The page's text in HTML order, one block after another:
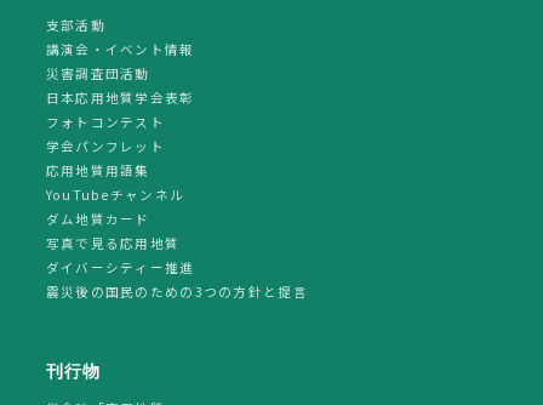
支部活動
講演会・イベント情報
災害調査団活動
日本応用地質学会表彰
フォトコンテスト
学会パンフレット
応用地質用語集
YouTubeチャンネル
ダム地質カード
写真で見る応用地質
ダイバーシティー推進
震災後の国民のための3つの方針と提言
刊行物